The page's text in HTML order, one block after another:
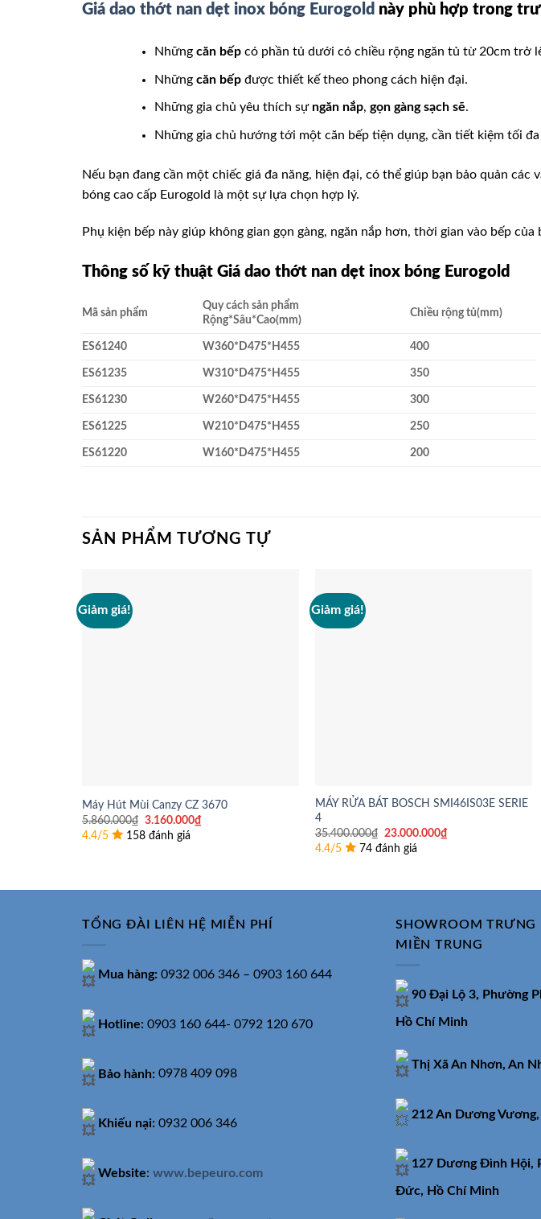
Giá dao thớt nan dẹt inox bóng Eurogold này phù hợp trong
Những căn bếpcó phần tủ dưới có chiều rộng ngăn tủ từ 20cm trở
Những căn bếpđược thiết kế theo phong cách hiện đại.
Những gia chủ yêu thích sự ngăn nắp, gọn gàng sạch sẽ.
Những gia chủ hướng tới một căn bếp tiện dụng, cần tiết kiệm tối
Nếu bạn đang cần một chiếc giá đa năng, hiện đại, có thể giúp bạn bảo quản
bóng cao cấp Eurogold là một sự lựa chọn hợp lý.
Phụ kiện bếp này giúp không gian gọn gàng, ngăn nắp hơn, thời gian vào bếp của
Thông số kỹ thuật Giá dao thớt nan dẹt inox bóng Eurogold
Mã sản phẩm
Quy cách sản phẩm
Rộng*Sâu*Cao(mm)
Chiều rộng tủ(mm)
ES61240 W360*D475*H455 400
ES61235 W310*D475*H455 350
ES61230 W260*D475*H455 300
ES61225 W210*D475*H455 250
ES61220 W160*D475*H455 200
SẢN PHẨM TƯƠNG TỰ
Giảm giá!
Máy Hút Mùi Canzy CZ 3670
5.860.000₫ Giá
gốc
là:
3.160.000₫
4.4/5 158 đánh giá
Giảm giá!
MÁY RỬA BÁT BOSCH SMI46IS03E SERIE
4
35.400.000₫ Giá
gốc
là:
23.000.000₫
4.4/5 74 đánh giá
TỔNG ĐÀI LIÊN HỆ MIỄN PHÍ
Mua hàng: 0932 006 346 – 0903 160 644
Hotline: 0903 160 644- 0792 120 670
Bảo hành: 0978 409 098
Khiếu nại: 0932 006 346
Website: www.bepeuro.com
SHOWROOM TRƯNG
MIỀN TRUNG
90 Đại Lộ 3, Phường
Hồ Chí Minh
Thị Xã An Nhơn, An
212 An Dương
127 Dương Đình Hội,
Đức, Hồ Chí Minh